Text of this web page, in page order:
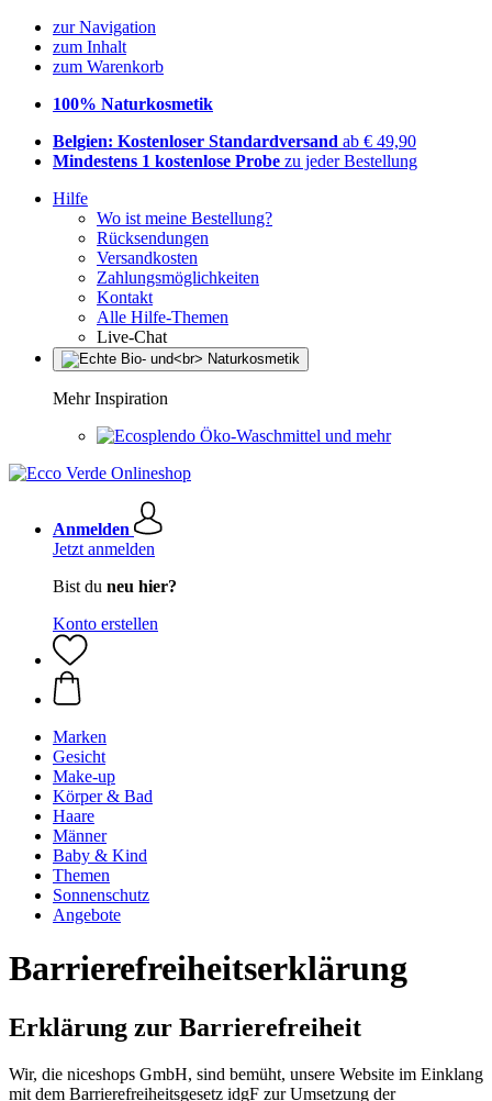
zur Navigation
zum Inhalt
zum Warenkorb
100% Naturkosmetik
Belgien: Kostenloser Standardversand ab € 49,90
Mindestens 1 kostenlose Probe zu jeder Bestellung
Hilfe
Wo ist meine Bestellung?
Rücksendungen
Versandkosten
Zahlungsmöglichkeiten
Kontakt
Alle Hilfe-Themen
Live-Chat
Mehr Inspiration
Öko-Waschmittel und mehr
Anmelden
Jetzt anmelden
Bist du neu hier?
Konto erstellen
Marken
Gesicht
Make-up
Körper & Bad
Haare
Männer
Baby & Kind
Themen
Sonnenschutz
Angebote
Barrierefreiheitserklärung
Erklärung zur Barrierefreiheit
Wir, die niceshops GmbH, sind bemüht, unsere Website im Einklang
mit dem Barrierefreiheitsgesetz idgF zur Umsetzung der